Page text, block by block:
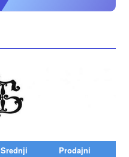
Srednji Prodajni